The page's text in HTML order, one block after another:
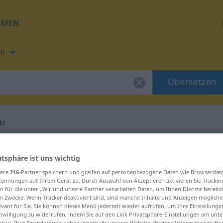
Übersetzen
für "Imperfekt"
ist uns wichtig
716-Partner speichern und greifen auf personenbezogene Daten wie
auf Ihrem Gerät zu. Durch Auswahl von Akzeptieren aktivieren Sie
für die unter „Wir und unsere Partner verarbeiten Daten, um Ihnen Dienste
Zwecke. Wenn Tracker deaktiviert sind, sind manche Inhalte und Anzeigen
für Sie. Sie können dieses Menü jederzeit wieder aufrufen, um Ihre
zu widerrufen, indem Sie auf den Link Privatsphäre-Einstellungen am